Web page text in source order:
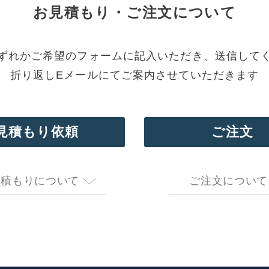
お見積もり・ ご注文について
れかご希望のフォームに記入いただき、送信して
折り返しEメールにてご案内させていただきます
積もり依頼 ご注文
もりについて ご注文について